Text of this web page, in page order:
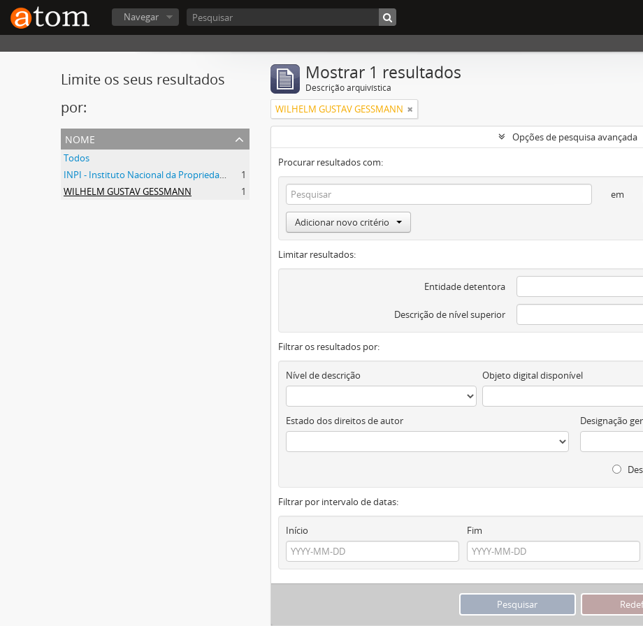
Navegar
Limite os seus resultados
por:
nome
Todos
INPI - Instituto Nacional da Propriedade Industrial
1
WILHELM GUSTAV GESSMANN
1
Mostrar 1 resultados
Descrição arquivística
WILHELM GUSTAV GESSMANN
Opções de pesquisa avançada
Procurar resultados com:
em
Adicionar novo critério
Limitar resultados:
Entidade detentora
Descrição de nível superior
Filtrar os resultados por:
Nível de descrição Objeto digital disponível
Estado dos direitos de autor Designação
Filtrar por intervalo de datas:
Início
Fim